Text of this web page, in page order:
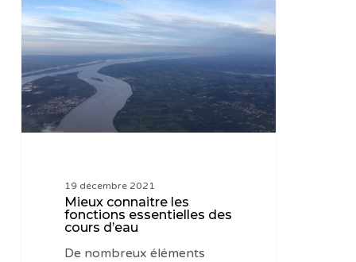
les
fonctions
essentielles
des
cours
d’eau
19 décembre 2021
Mieux connaitre les
fonctions essentielles des
cours d’eau
De nombreux éléments